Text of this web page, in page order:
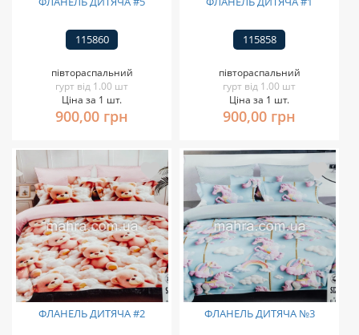
115860
півтораспальний
гурт від 1.00 шт
Ціна за 1 шт.
900,00 грн
115858
півтораспальний
гурт від 1.00 шт
Ціна за 1 шт.
900,00 грн
ФЛАНЕЛЬ ДИТЯЧА #2 ФЛАНЕЛЬ ДИТЯЧА №3